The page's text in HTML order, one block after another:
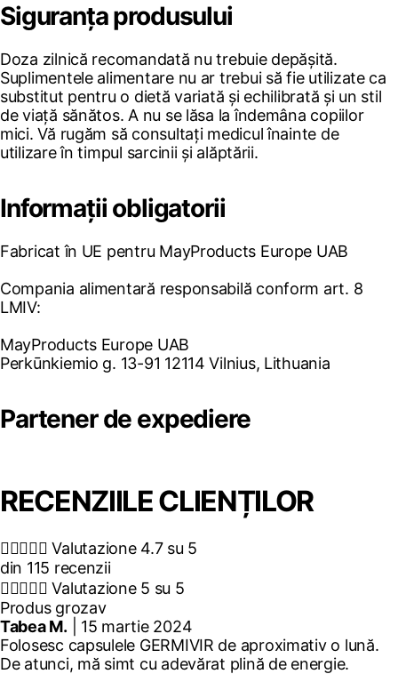
Siguranța produsului
Doza zilnică recomandată nu trebuie depășită.
Suplimentele alimentare nu ar trebui să fie utilizate ca
substitut pentru o dietă variată și echilibrată și un stil
de viață sănătos. A nu se lăsa la îndemâna copiilor
mici. Vă rugăm să consultați medicul înainte de
utilizare în timpul sarcinii și alăptării.
Informații obligatorii
Fabricat în UE pentru MayProducts Europe UAB
Compania alimentară responsabilă conform art. 8
LMIV:
MayProducts Europe UAB
Perkūnkiemio g. 13-91 12114 Vilnius, Lithuania
Partener de expediere
RECENZIILE CLIENȚILOR
 Valutazione 4.7 su 5
din 115 recenzii
 Valutazione 5 su 5
Produs grozav
Tabea M. | 15 martie 2024
Folosesc capsulele GERMIVIR de aproximativ o lună.
De atunci, mă simt cu adevărat plină de energie.